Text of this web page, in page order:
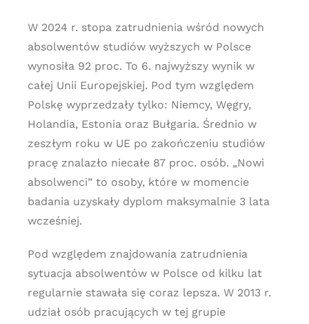
W 2024 r. stopa zatrudnienia wśród nowych
absolwentów studiów wyższych w Polsce
wynosiła 92 proc. To 6. najwyższy wynik w
całej Unii Europejskiej. Pod tym względem
Polskę wyprzedzały tylko: Niemcy, Węgry,
Holandia, Estonia oraz Bułgaria. Średnio w
zeszłym roku w UE po zakończeniu studiów
pracę znalazło niecałe 87 proc. osób. „Nowi
absolwenci” to osoby, które w momencie
badania uzyskały dyplom maksymalnie 3 lata
wcześniej.
Pod względem znajdowania zatrudnienia
sytuacja absolwentów w Polsce od kilku lat
regularnie stawała się coraz lepsza. W 2013 r.
udział osób pracujących w tej grupie